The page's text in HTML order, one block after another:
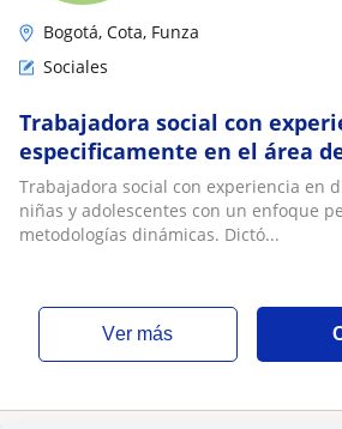
Bogotá, Cota, Funza
Sociales
Trabajadora social con
especificamente en el área
sociales/politicas
Trabajadora social con experiencia en
niñas y adolescentes con un enfoque
metodologías dinámicas. Dictó...
ver más